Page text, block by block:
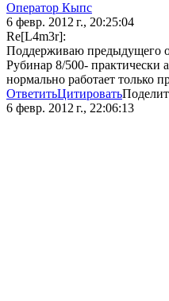
Оператор Кыпс
6 февр. 2012 г., 20:25:04
Re[L4m3r]:
Поддерживаю предыдущего
Рубинар 8/500- практически
нормально работает
ОтветитьЦитировать
6 февр. 2012 г., 22:06:13